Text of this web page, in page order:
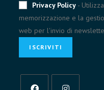
Privacy Policy -
memorizzazione e la
web per l'invio di